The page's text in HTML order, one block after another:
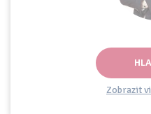
Zobrazit